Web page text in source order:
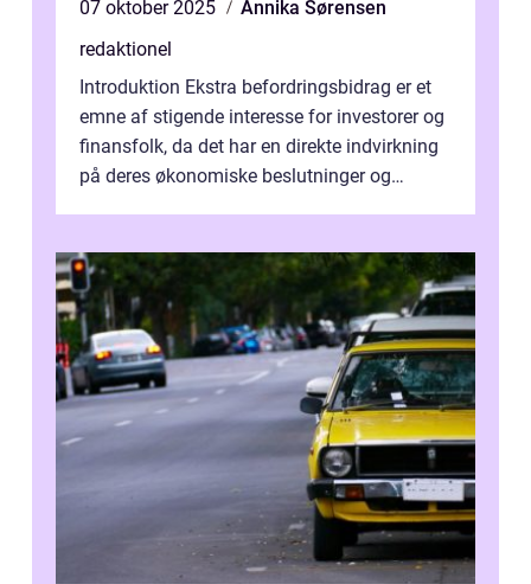
07 oktober 2025
Annika Sørensen
redaktionel
Introduktion Ekstra befordringsbidrag er et
emne af stigende interesse for investorer og
finansfolk, da det har en direkte indvirkning
på deres økonomiske beslutninger og